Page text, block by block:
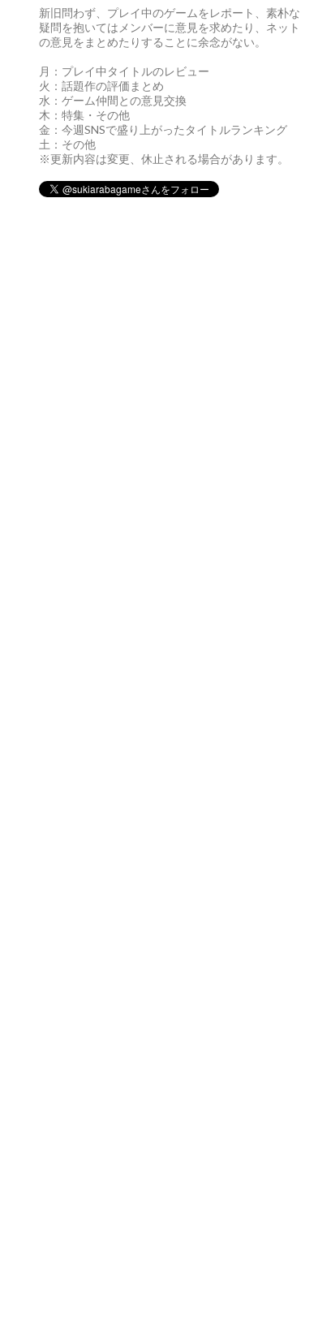
新旧問わず、プレイ中のゲームをレポート、素朴な
疑問を抱いてはメンバーに意見を求めたり、ネット
の意見をまとめたりすることに余念がない。
月：プレイ中タイトルのレビュー
火：話題作の評価まとめ
水：ゲーム仲間との意見交換
木：特集・その他
金：今週SNSで盛り上がったタイトルランキング
土：その他
※更新内容は変更、休止される場合があります。